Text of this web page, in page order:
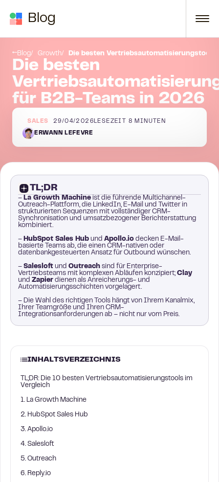
Blog
Blog Growth Die besten
Die besten
für B2B-Teams in 2026
SALES 29/04/2026 LESEZEIT 8 MINUTEN
ERWANN LEFEVRE
TL;DR
– La Growth Machine ist die führende Multichannel-
Outreach-Plattform, die LinkedIn, E-Mail und Twitter in
strukturierten Sequenzen mit vollständiger CRM-
Synchronisation und umsatzbezogener Berichterstattung
kombiniert.
– HubSpot Sales Hub und Apollo.io decken E-Mail-
basierte Teams ab, die einen CRM-nativen oder
datenbankgesteuerten Ansatz für Outbound wünschen.
– Salesloft und Outreach sind für Enterprise-
Vertriebsteams mit komplexen Abläufen konzipiert; Clay
und Zapier dienen als Anreicherungs- und
Automatisierungsschichten vorgelagert.
– Die Wahl des richtigen Tools hängt von Ihrem Kanalmix,
Ihrer Teamgröße und Ihren CRM-
Integrationsanforderungen ab – nicht nur vom Preis.
INHALTSVERZEICHNIS
TL;DR: Die 10 besten Vertriebsautomatisierungstools im
Vergleich
1. La Growth Machine
2. HubSpot Sales Hub
3. Apollo.io
4. Salesloft
5. Outreach
6. Reply.io